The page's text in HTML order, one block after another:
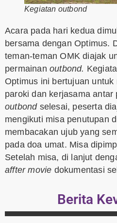
Kegiatan outbond
Acara pada hari kedua
bersama dengan Optimus.
teman-teman OMK diajak
permainan outbond.
Optimus ini bertujuan
paroki dan kerjasama antar
outbondselesai, peserta
mengikuti misa penutupan
membacakan ujub yang
pada doa umat. Misa
Setelah misa, di lanjut
affter movie dokumentasi
Berita